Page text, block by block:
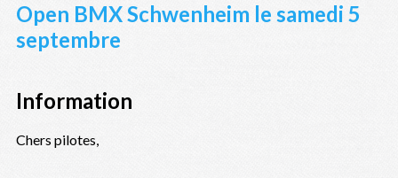
Open BMX Schwenheim le samedi 5
septembre
Information
Chers pilotes,